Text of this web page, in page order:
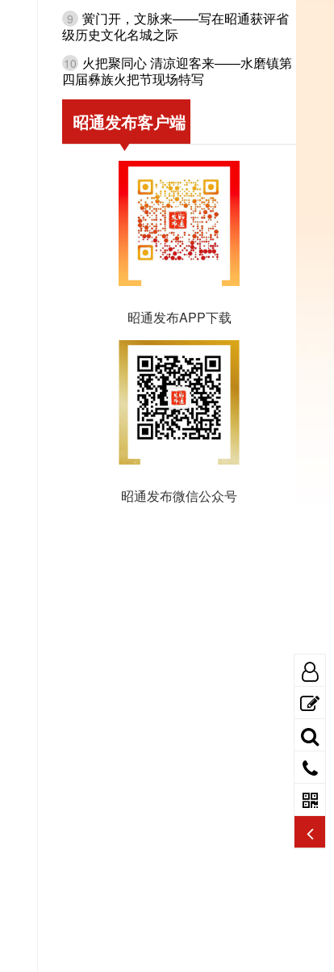
9 黉门开，文脉来——写在昭通获评省
级历史文化名城之际
10 火把聚同心 清凉迎客来——水磨镇第
四届彝族火把节现场特写
昭通发布客户端
昭通发布APP下载
昭通发布微信公众号